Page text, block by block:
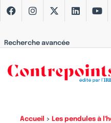
Recherche avancée
Accueil > Les pendules à